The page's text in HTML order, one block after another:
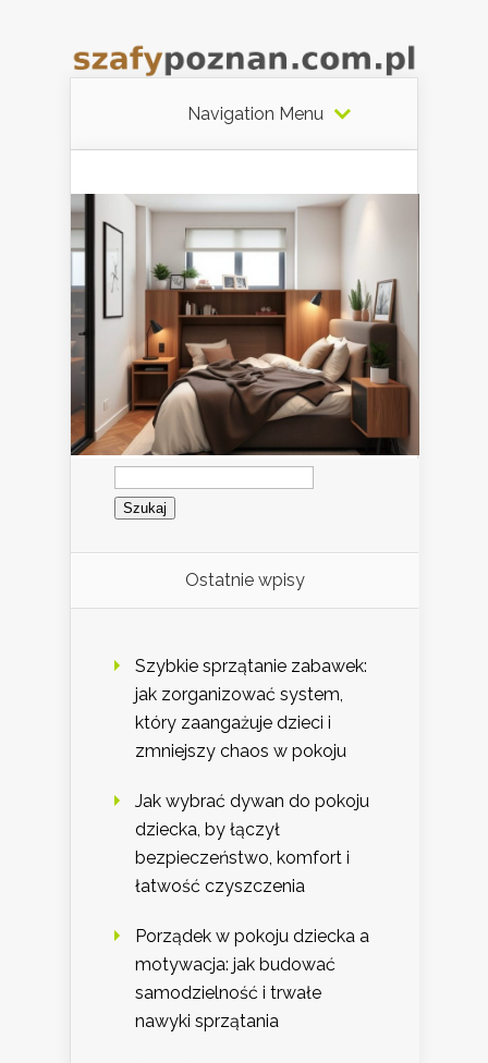
Navigation Menu
Szukaj:
Ostatnie wpisy
Szybkie sprzątanie zabawek:
jak zorganizować system,
który zaangażuje dzieci i
zmniejszy chaos w pokoju
Jak wybrać dywan do pokoju
dziecka, by łączył
bezpieczeństwo, komfort i
łatwość czyszczenia
Porządek w pokoju dziecka a
motywacja: jak budować
samodzielność i trwałe
nawyki sprzątania